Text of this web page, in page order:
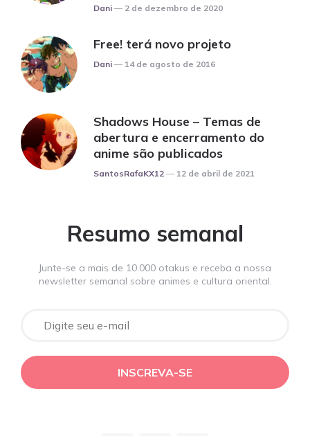
Posted
Dani 2 de dezembro de 2020
Free! terá novo projeto
Posted
Dani 14 de agosto de 2016
Shadows House – Temas de
abertura e encerramento do
anime são publicados
Posted
SantosRafaKX12 12 de abril de 2021
Resumo semanal
Junte-se a mais de 10.000 otakus e receba a nossa
newsletter semanal sobre animes e cultura oriental.